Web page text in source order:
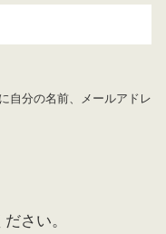
自分の名前、メールアドレ
さい。